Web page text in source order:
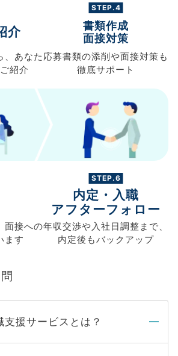
介
あなた
ご紹介
STEP.4
書類作成
面接対策
応募書類の添削や面接対策も
徹底サポート
面接への
ます
STEP.6
内定・入職
アフターフォロー
年収交渉や入社日調整まで、
内定後もバックアップ
支援サービスとは？